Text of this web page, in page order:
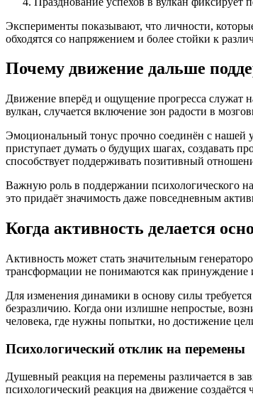
Эксперименты показывают, что личности,
обходятся со напряжением и более стойки к
Почему движение дальше
Движение вперёд и ощущение прогресса служат
вулкан, случается включение зон радости в
Эмоциональный тонус прочно соединён с нашей
приступает думать о будущих шагах, создавать
способствует поддерживать позитивный
Важную роль в поддержании психологического
это придаёт значимость даже повседневным
Когда активность делается
Активность может стать значительным
трансформации не понимаются как принуждение
Для изменения динамики в основу силы
безразличию. Когда они излишне непростые,
человека, где нужны попытки, но достижение
Психологический отклик на перемены
Душевный реакция на перемены различается в
психологический реакция на движение